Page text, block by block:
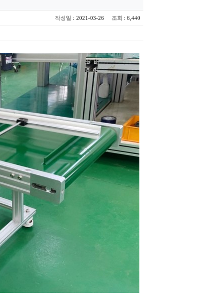
작성일 : 2021-03-26 조회 : 6,440